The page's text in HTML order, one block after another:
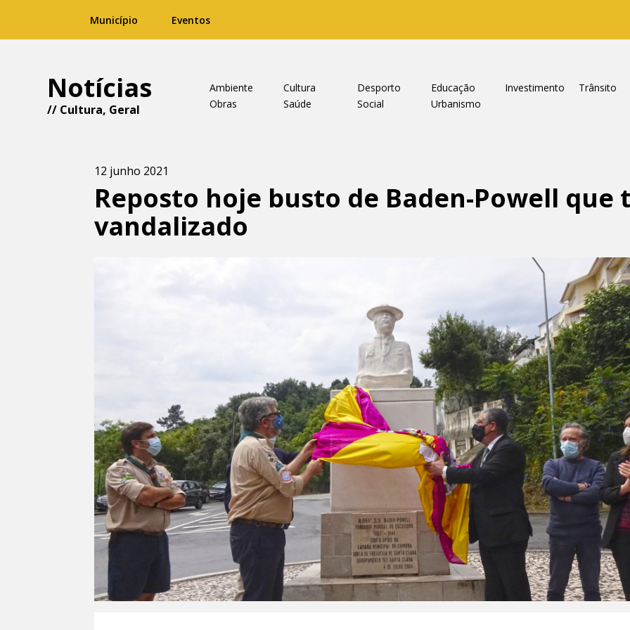
Município Eventos
Notícias
// Cultura, Geral
Ambiente Cultura Desporto Educação Investimento
Trânsito
Obras
Saúde Social Urbanismo
12 junho 2021
Reposto hoje busto de Baden-Powell que
vandalizado